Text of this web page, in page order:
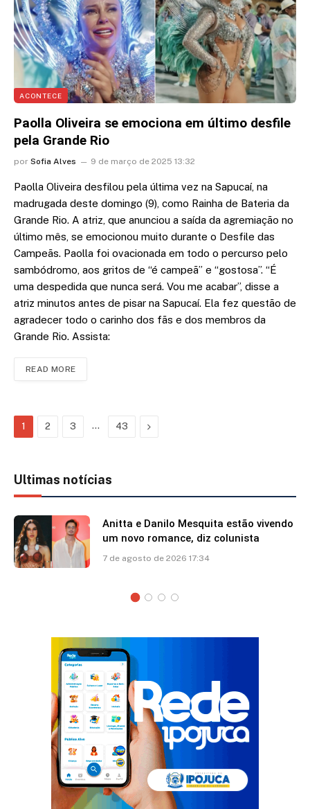
ACONTECE
Paolla Oliveira se emociona em último desfile
pela Grande Rio
por Sofia Alves 9 de março de 2025 13:32
Paolla Oliveira desfilou pela última vez na Sapucaí, na
madrugada deste domingo (9), como Rainha de Bateria da
Grande Rio. A atriz, que anunciou a saída da agremiação no
último mês, se emocionou muito durante o Desfile das
Campeãs. Paolla foi ovacionada em todo o percurso pelo
sambódromo, aos gritos de “é campeã” e “gostosa”. “É
uma despedida que nunca será. Vou me acabar”, disse a
atriz minutos antes de pisar na Sapucaí. Ela fez questão de
agradecer todo o carinho dos fãs e dos membros da
Grande Rio. Assista:
READ MORE
1 2 3 … 43 Next
Ultimas notícias
Anitta e Danilo Mesquita estão vivendo
um novo romance, diz colunista
7 de agosto de 2026 17:34